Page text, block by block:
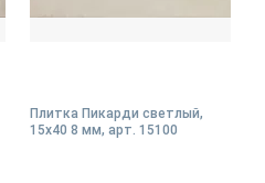
Плитка Пикарди светлый,
15x40 8 мм, арт. 15100